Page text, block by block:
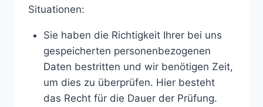
Situationen:
Sie haben die Richtigkeit Ihrer bei uns
gespeicherten personenbezogenen
Daten bestritten und wir benötigen Zeit,
um dies zu überprüfen. Hier besteht
das Recht für die Dauer der Prüfung.